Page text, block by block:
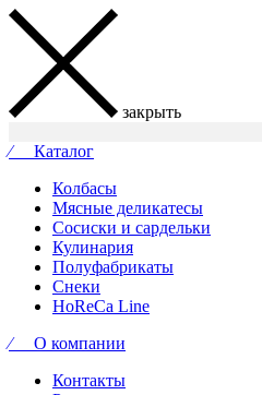
закрыть
⁄ Каталог
Колбасы
Мясные деликатесы
Сосиски и сардельки
Кулинария
Полуфабрикаты
Снеки
HoReCa Line
⁄ О компании
Контакты